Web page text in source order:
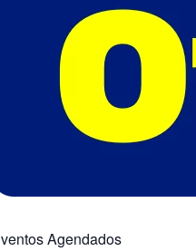
Agendados